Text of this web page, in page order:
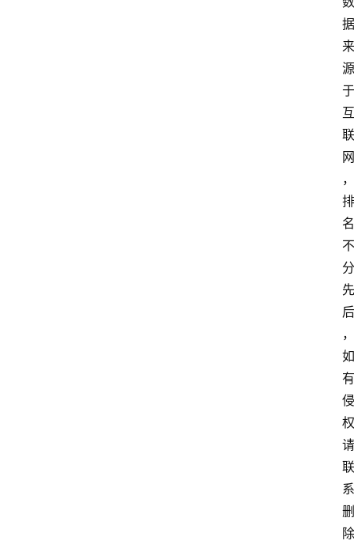
据
来
源
于
互
联
网
，
排
名
不
分
先
后
，
如
有
侵
权
请
联
系
删
除